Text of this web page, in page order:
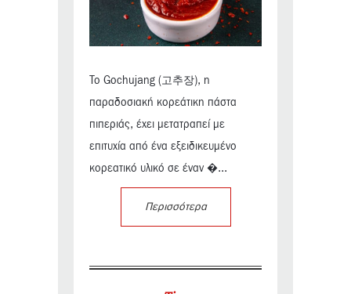
Το Gochujang (고추장), η
παραδοσιακή κορεάτικη πάστα
πιπεριάς, έχει μετατραπεί με
επιτυχία από ένα εξειδικευμένο
κορεατικό υλικό σε έναν �...
Περισσότερα